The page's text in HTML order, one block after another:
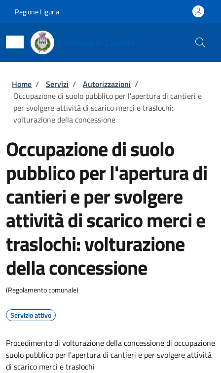
Regione Liguria
Briciole di pane
Home / Servizi / Autorizzazioni /
Occupazione di suolo pubblico per l'apertura di cantieri e
per svolgere attività di scarico merci e traslochi:
volturazione della concessione
Occupazione di suolo
pubblico per l'apertura di
cantieri e per svolgere
attività di scarico merci e
traslochi: volturazione
della concessione
(Regolamento comunale)
Servizio attivo
Procedimento di volturazione della concessione di occupazione
suolo pubblico per l'apertura di cantieri e per svolgere attività
di scarico merci e traslochi